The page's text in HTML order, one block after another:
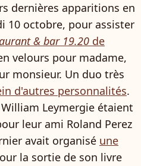
dernières apparitions en
10 octobre, pour assister
& bar 19.20 de
velours pour madame,
monsieur. Un duo très
d'autres personnalités.
Leymergie étaient
leur ami Roland Perez
avait organisé une
la sortie de son livre